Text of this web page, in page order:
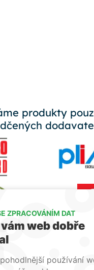
produkty
ZPRACOVÁNÍM DAT
web dobře
používání